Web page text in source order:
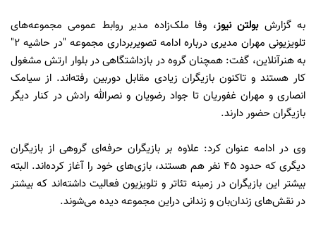
به گزارشبولتن نیوز، وفا ملک‌زاده مدیر روابط عمومی مجموعه‌های
تلویزیونی مهران مدیری درباره ادامه تصویربرداری مجموعه "در حاشیه 2"
به هنرآنلاین، گفت: همچنان گروه در بازداشتگاهی در بلوار ارتش مشغول
کار هستند و تاکنون بازیگران زیادی مقابل دوربین رفته‌اند. از سیامک
انصاری و مهران غفوریان تا جواد رضویان و نصرالله رادش در کنار دیگر
بازیگران حضور دارند.
وی در ادامه عنوان کرد: علاوه بر بازیگران حرفه‌ای گروهی از بازیگران
دیگری که حدود 45 نفر هم هستند، بازی‌های خود را آغاز کرده‌اند. البته
بیشتر این بازیگران در زمینه تئاتر و تلویزیون فعالیت داشته‌اند که بیشتر
در نقش‌های زندان‌بان و زندانی دراین مجموعه دیده می‌شوند.